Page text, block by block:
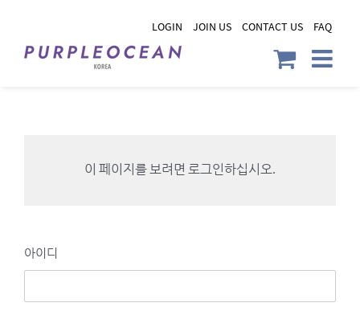
content
LOGIN JOIN US CONTACT US FAQ
이 페이지를 보려면 로그인하십시오.
아이디